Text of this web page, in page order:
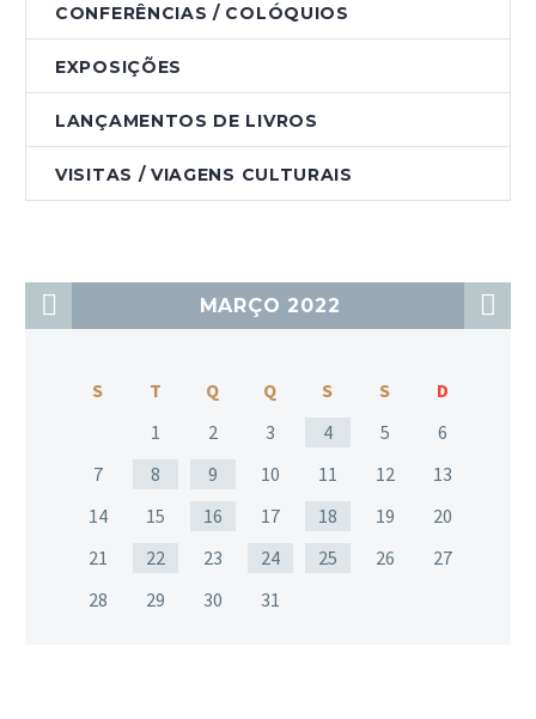
CONFERÊNCIAS / COLÓQUIOS
EXPOSIÇÕES
LANÇAMENTOS DE LIVROS
VISITAS / VIAGENS CULTURAIS
MARÇO 2022
S T Q Q S S
D
1
2 3 4 5
6
7
8 9 10 11 12
13
14
15 16 17 18 19
20
21
22 23 24 25 26
27
28
29 30 31